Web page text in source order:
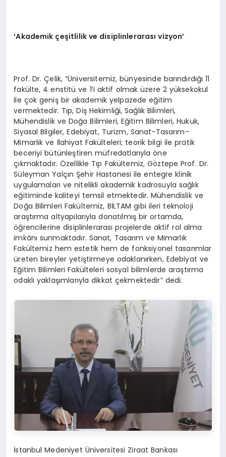
‘Akademik çeşitlilik ve disiplinlerarası vizyon’
Prof. Dr. Çelik, “Üniversitemiz, bünyesinde barındırdığı 11
fakülte, 4 enstitü ve 1’i aktif olmak üzere 2 yüksekokul
ile çok geniş bir akademik yelpazede eğitim
vermektedir. Tıp, Diş Hekimliği, Sağlık Bilimleri,
Mühendislik ve Doğa Bilimleri, Eğitim Bilimleri, Hukuk,
Siyasal Bilgiler, Edebiyat, Turizm, Sanat-Tasarım-
Mimarlık ve İlahiyat Fakülteleri; teorik bilgi ile pratik
beceriyi bütünleştiren müfredatlarıyla öne
çıkmaktadır. Özellikle Tıp Fakültemiz, Göztepe Prof. Dr.
Süleyman Yalçın Şehir Hastanesi ile entegre klinik
uygulamaları ve nitelikli akademik kadrosuyla sağlık
eğitiminde kaliteyi temsil etmektedir. Mühendislik ve
Doğa Bilimleri Fakültemiz, BİLTAM gibi ileri teknoloji
araştırma altyapılarıyla donatılmış bir ortamda,
öğrencilerine disiplinlerarası projelerde aktif rol alma
imkânı sunmaktadır. Sanat, Tasarım ve Mimarlık
Fakültemiz hem estetik hem de fonksiyonel tasarımlar
üreten bireyler yetiştirmeye odaklanırken, Edebiyat ve
Eğitim Bilimleri Fakülteleri sosyal bilimlerde araştırma
odaklı yaklaşımlarıyla dikkat çekmektedir” dedi.
İstanbul Medeniyet Üniversitesi Ziraat Bankası